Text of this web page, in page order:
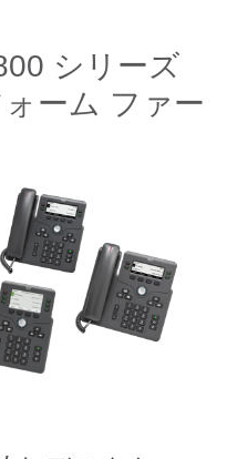
シリーズ
ーム ファー